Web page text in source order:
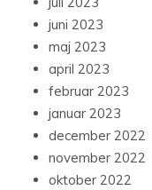
juni 2023
maj 2023
april 2023
februar 2023
januar 2023
december 2022
november 2022
oktober 2022